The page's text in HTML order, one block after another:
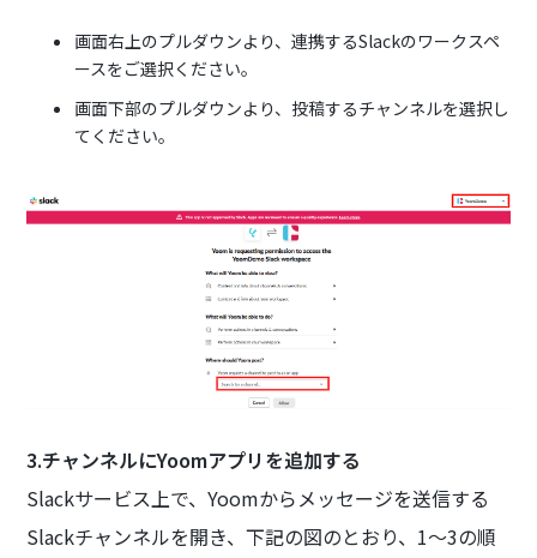
画面右上のプルダウンより、連携するSlackのワークスペ
ースをご選択ください。
画面下部のプルダウンより、投稿するチャンネルを選択し
てください。
3.チャンネルにYoomアプリを追加する
Slackサービス上で、Yoomからメッセージを送信する
Slackチャンネルを開き、下記の図のとおり、1〜3の順